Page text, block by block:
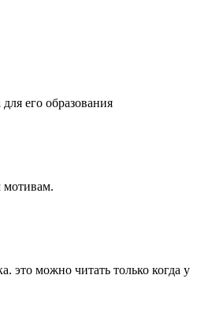
его образования
мотивам.
это можно читать только когда у